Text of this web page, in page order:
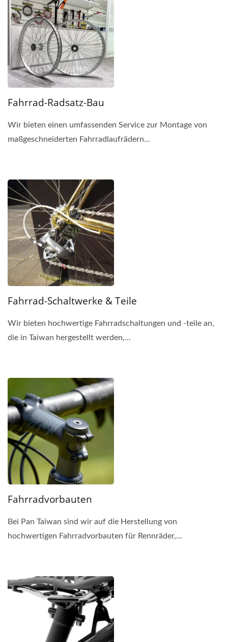
Fahrrad-Radsatz-Bau
Wir bieten einen umfassenden Service zur Montage von
maßgeschneiderten Fahrradlaufrädern...
Fahrrad-Schaltwerke & Teile
Wir bieten hochwertige Fahrradschaltungen und -teile an,
die in Taiwan hergestellt werden,...
Fahrradvorbauten
Bei Pan Taiwan sind wir auf die Herstellung von
hochwertigen Fahrradvorbauten für Rennräder,...